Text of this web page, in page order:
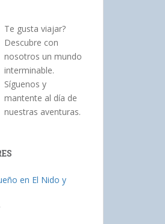
Te gusta viajar?
Descubre con
nosotros un mundo
interminable.
Síguenos y
mantente al día de
nuestras aventuras.
en El Nido y